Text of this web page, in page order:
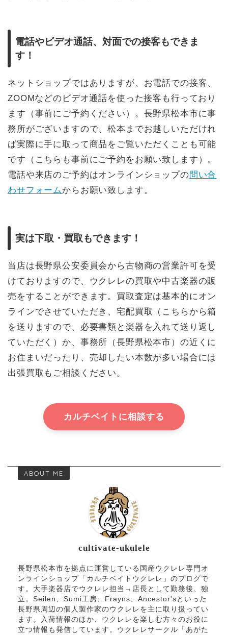
電話やビデオ通話、対面での接客もできま
す！
ネットショップではありますが、お電話での接客、
ZOOMなどのビデオ通話を使った接客も行っており
ます（事前にご予約ください）。長野県松本市に事
務所がございますので、松本までお越しいただけれ
ば実際に手に取って商品をご覧いただくことも可能
です（こちらも事前にご予約をお願い致します）。
電話や来店のご予約はオンラインショップの問い合
わせフォームからお願い致します。
実は下取・買取もできます！
当店は長野県公安委員会から古物商の営業許可を受
けておりますので、ウクレレの買取や中古楽器の販
売をすることができます。買取査定は基本的にオン
ラインでさせていただき、宅配買取（こちらから箱
を送りますので、必要書類と楽器を入れて送り返し
ていただく）か、事務所（長野県松本市）の近くに
お住まいだったり、売却したい本数が多い場合には
出張買取もご相談ください。
カルチベイトに相談する
ABOUT ME
cultivate-ukulele
長野県松本市を拠点に運営している国産ウクレレ専門オ
ンラインショップ「カルチベイトウクレレ」のブログで
す。大手楽器店でウクレレ担当→店長として勤務後、独
立。Seilen、Sumi工房、Frayns、Ancestor'sといった
長野県周辺の個人製作家のウクレレを主に取り扱ってい
ます。入荷情報のほか、ウクレレを楽しむ方々のお役に
立つ情報も発信しています。ウクレレサークル「あがた